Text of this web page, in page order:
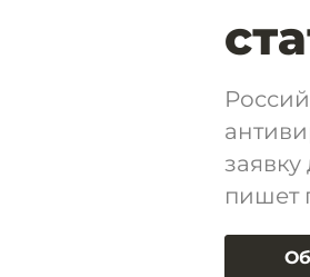
пишет